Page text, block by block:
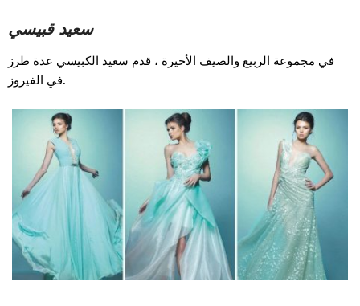
سعيد قبيسي
في مجموعة الربيع والصيف الأخيرة ، قدم سعيد الكبيسي عدة طرز
في الفيروز.